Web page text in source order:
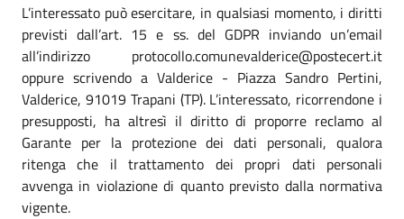
L’interessato può esercitare, in qualsiasi momento, i diritti
previsti dall’art. 15 e ss. del GDPR inviando un’email
all’indirizzo protocollo.comunevalderice@postecert.it
oppure scrivendo a Valderice - Piazza Sandro Pertini,
Valderice, 91019 Trapani (TP). L’interessato, ricorrendone i
presupposti, ha altresì il diritto di proporre reclamo al
Garante per la protezione dei dati personali, qualora
ritenga che il trattamento dei propri dati personali
avvenga in violazione di quanto previsto dalla normativa
vigente.